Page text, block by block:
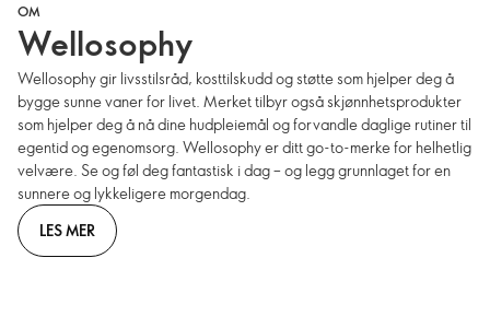
OM
Wellosophy
Wellosophy gir livsstilsråd, kosttilskudd og støtte som hjelper deg å
bygge sunne vaner for livet. Merket tilbyr også skjønnhetsprodukter
som hjelper deg å nå dine hudpleiemål og forvandle daglige rutiner til
egentid og egenomsorg. Wellosophy er ditt go-to-merke for helhetlig
velvære. Se og føl deg fantastisk i dag – og legg grunnlaget for en
sunnere og lykkeligere morgendag.
LES MER